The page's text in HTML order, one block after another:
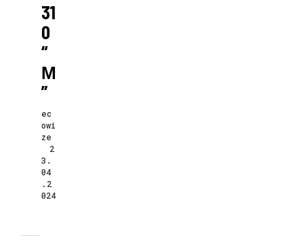
31
0
“
М
”
ec
owi
ze
2
3.
04
.2
024